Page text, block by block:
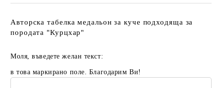
Авторска табелка медальон за куче подходяща за
породата "Курцхар"
Моля, въведете желан текст:
в това маркирано поле. Благодарим Ви!